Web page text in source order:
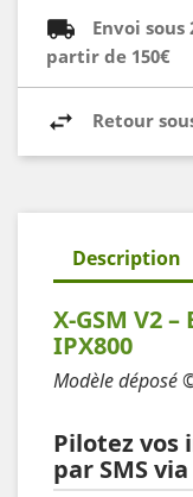
Envoi
partir de 150€
Retour
Description
X-GSM V2
IPX800
Modèle déposé
Pilotez vos
par SMS